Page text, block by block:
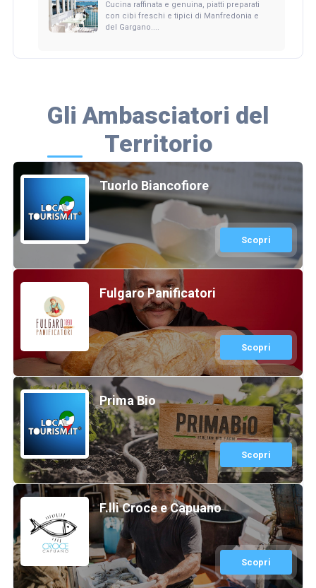
Cucina raffinata e genuina, piatti preparati
con cibi freschi e tipici di Manfredonia e
del Gargano....
Gli Ambasciatori del
Territorio
Tuorlo Biancofiore
Scopri
Fulgaro Panificatori
Scopri
Prima Bio
Scopri
F.lli Croce e Capuano
Scopri